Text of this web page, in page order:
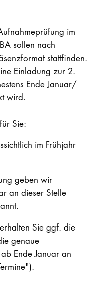
im
sollen nach
stattfinden.
Einladung zur 2.
Ende Januar/
wird.
Sie:
im Frühjahr
geben wir
an dieser Stelle
Sie ggf. die
genaue
Ende Januar an